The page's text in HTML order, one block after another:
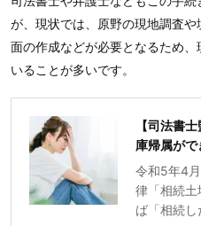
が、現状では、原野の現地調査
面の作成などが必要となるため
いることが多いです。
【司法書
庫帰属がで
令和5年4
律「相続土
ば「相続